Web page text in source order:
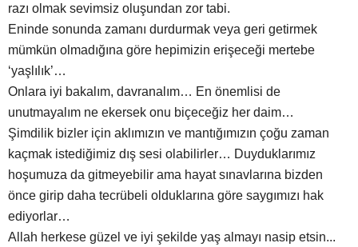
razı olmak sevimsiz oluşundan zor tabi.
Eninde sonunda zamanı durdurmak veya geri getirmek
mümkün olmadığına göre hepimizin erişeceği mertebe
‘yaşlılık’…
Onlara iyi bakalım, davranalım… En önemlisi de
unutmayalım ne ekersek onu biçeceğiz her daim…
Şimdilik bizler için aklımızın ve mantığımızın çoğu zaman
kaçmak istediğimiz dış sesi olabilirler… Duyduklarımız
hoşumuza da gitmeyebilir ama hayat sınavlarına bizden
önce girip daha tecrübeli olduklarına göre saygımızı hak
ediyorlar…
Allah herkese güzel ve iyi şekilde yaş almayı nasip etsin...